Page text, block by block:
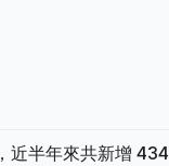
半年來共新增 434